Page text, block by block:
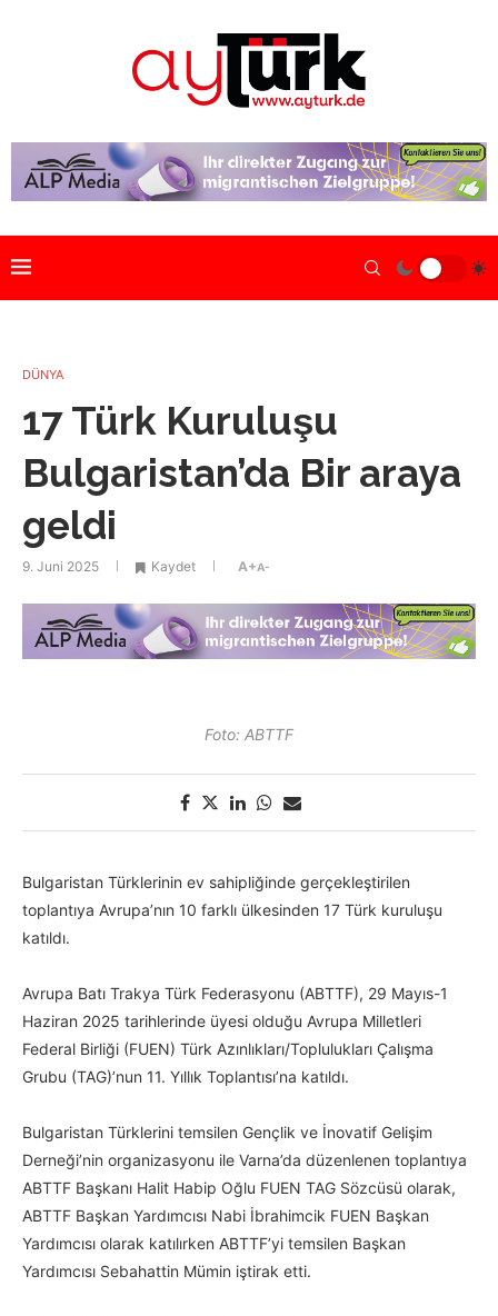
DÜNYA
17 Türk Kuruluşu
Bulgaristan’da Bir araya
geldi
9. Juni 2025 Kaydet A+A-
Foto: ABTTF
Bulgaristan Türklerinin ev sahipliğinde gerçekleştirilen
toplantıya Avrupa’nın 10 farklı ülkesinden 17 Türk kuruluşu
katıldı.
Avrupa Batı Trakya Türk Federasyonu (ABTTF), 29 Mayıs-1
Haziran 2025 tarihlerinde üyesi olduğu Avrupa Milletleri
Federal Birliği (FUEN) Türk Azınlıkları/Toplulukları Çalışma
Grubu (TAG)’nun 11. Yıllık Toplantısı’na katıldı.
Bulgaristan Türklerini temsilen Gençlik ve İnovatif Gelişim
Derneği’nin organizasyonu ile Varna’da düzenlenen toplantıya
ABTTF Başkanı Halit Habip Oğlu FUEN TAG Sözcüsü olarak,
ABTTF Başkan Yardımcısı Nabi İbrahimcik FUEN Başkan
Yardımcısı olarak katılırken ABTTF’yi temsilen Başkan
Yardımcısı Sebahattin Mümin iştirak etti.